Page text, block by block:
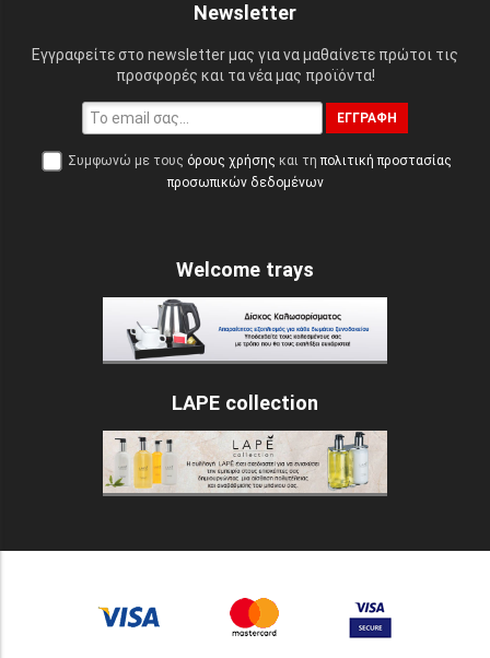
Newsletter
Εγγραφείτε στο newsletter μας για να μαθαίνετε πρώτοι τις
προσφορές και τα νέα μας προϊόντα!
ΕΓΓΡΑΦΉ
Συμφωνώ με τους όρους χρήσης και τη πολιτική προστασίας
προσωπικών δεδομένων
Welcome trays
LAPE collection